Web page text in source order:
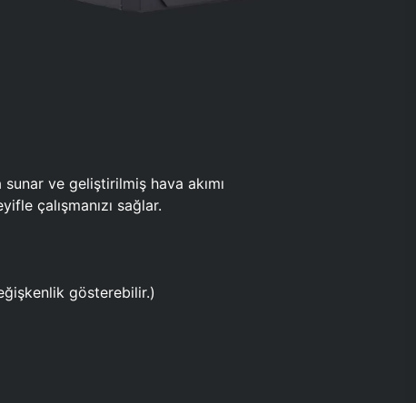
ve geliştirilmiş hava akımı
çalışmanızı sağlar.
gösterebilir.)